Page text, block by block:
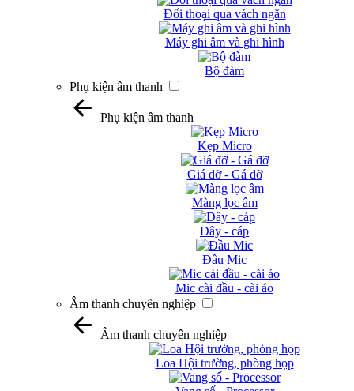
Đối thoại qua vách ngăn
Máy ghi âm và ghi hình
Bộ đàm
Phụ kiện âm thanh
Phụ kiện âm thanh
Kẹp Micro
Giá đỡ - Gá đỡ
Màng lọc âm
Dây - cáp
Đầu Mic
Mic cài đầu - cài áo
Âm thanh chuyên nghiệp
Âm thanh chuyên nghiệp
Loa Hội trường, phòng họp